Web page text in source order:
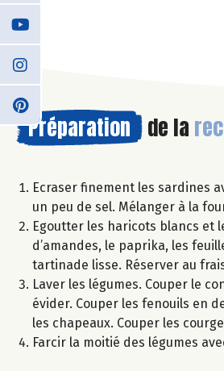
Préparation de la
Ecraser finement les sardines
un peu de sel. Mélanger à la
Egoutter les haricots blancs et
d’amandes, le paprika, les
tartinade lisse. Réserver au
Laver les légumes. Couper le
évider. Couper les fenouils en
les chapeaux. Couper les
Farcir la moitié des légumes